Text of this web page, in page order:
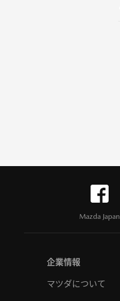
Mazda Japan
企業情報
マツダについて